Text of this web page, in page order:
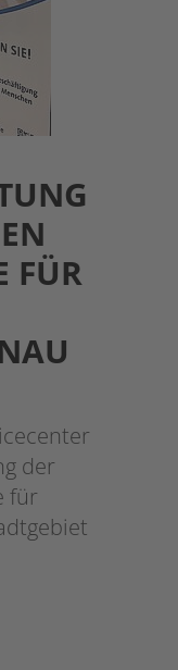
FÜR
der
für